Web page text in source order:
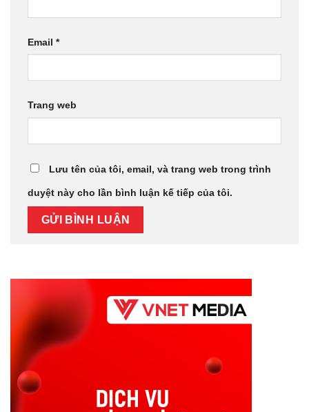
Email *
Trang web
Lưu tên của tôi, email, và trang web trong trình
duyệt này cho lần bình luận kế tiếp của tôi.